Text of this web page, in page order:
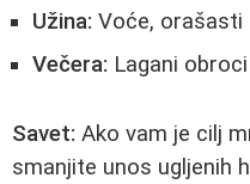
Užina: Voće, orašasti
Večera: Lagani
Savet: Ako vam je cilj
smanjite unos ugljenih